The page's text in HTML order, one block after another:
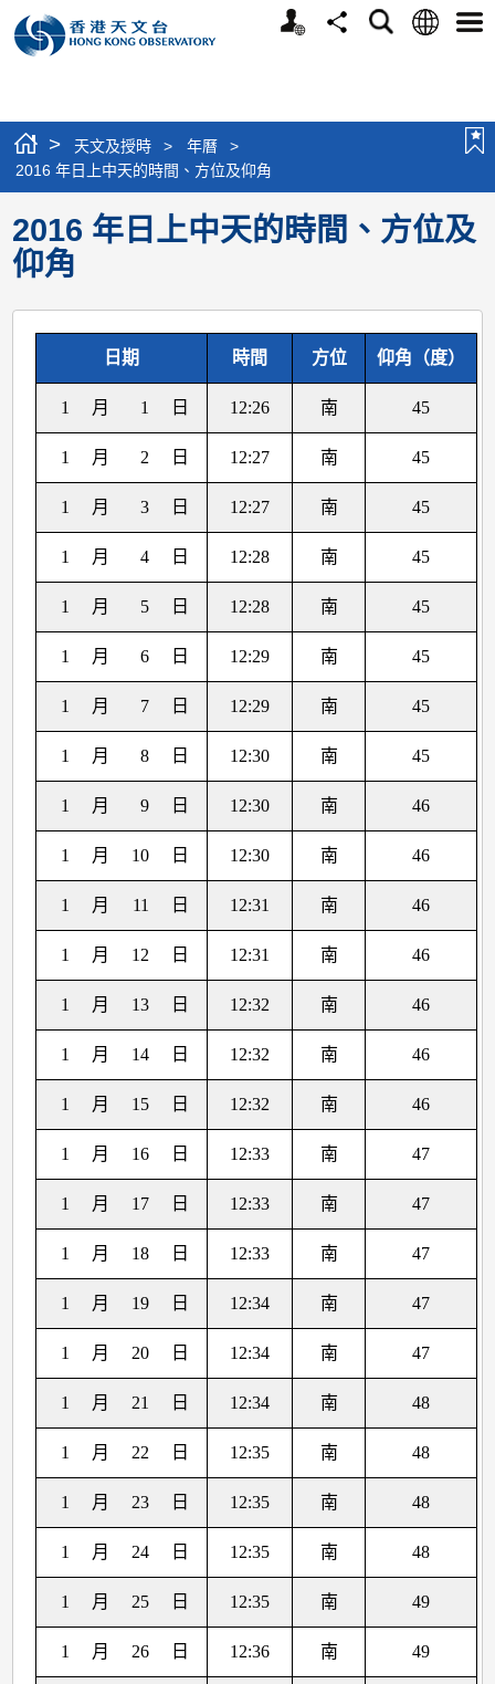
個
分
搜
語
選
> 天文及授時 > 年曆
>
2016 年日上中天的時間、方位及仰角
2016 年日上中天的時間、方位及
仰角
日期 時間 方位 仰角（度）
1 月 1 日 12:26 南 45
1 月 2 日 12:27 南 45
1 月 3 日 12:27 南 45
1 月 4 日 12:28 南 45
1 月 5 日 12:28 南 45
1 月 6 日 12:29 南 45
1 月 7 日 12:29 南 45
1 月 8 日 12:30 南 45
1 月 9 日 12:30 南 46
1 月 10 日 12:30 南 46
1 月 11 日 12:31 南 46
1 月 12 日 12:31 南 46
1 月 13 日 12:32 南 46
1 月 14 日 12:32 南 46
1 月 15 日 12:32 南 46
1 月 16 日 12:33 南 47
1 月 17 日 12:33 南 47
1 月 18 日 12:33 南 47
1 月 19 日 12:34 南 47
1 月 20 日 12:34 南 47
1 月 21 日 12:34 南 48
1 月 22 日 12:35 南 48
1 月 23 日 12:35 南 48
1 月 24 日 12:35 南 48
1 月 25 日 12:35 南 49
1 月 26 日 12:36 南 49